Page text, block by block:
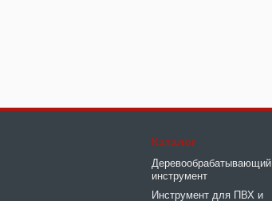
Каталог
Деревообрабатывающий
инструмент
Инструмент для ПВХ и